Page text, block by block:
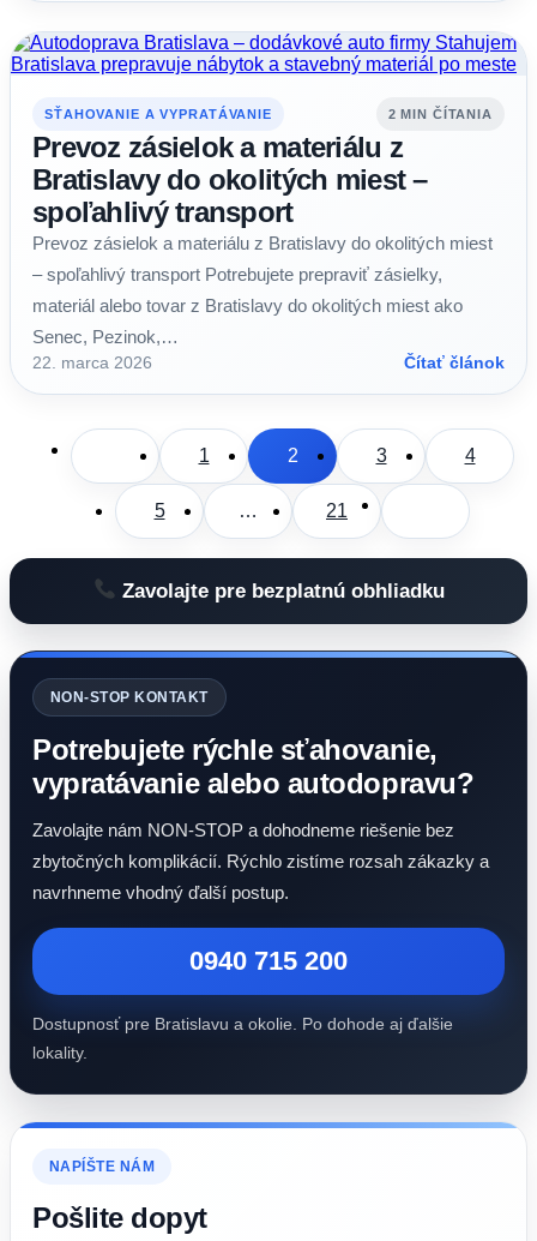
SŤAHOVANIE A VYPRATÁVANIE 2 MIN ČÍTANIA
Prevoz zásielok a materiálu z
Bratislavy do okolitých miest –
spoľahlivý transport
Prevoz zásielok a materiálu z Bratislavy do okolitých miest
– spoľahlivý transport Potrebujete prepraviť zásielky,
materiál alebo tovar z Bratislavy do okolitých miest ako
Senec, Pezinok,…
22. marca 2026 Čítať článok
1 2 3 4
5 … 21
Zavolajte pre bezplatnú obhliadku
NON-STOP KONTAKT
Potrebujete rýchle sťahovanie,
vypratávanie alebo autodopravu?
Zavolajte nám NON-STOP a dohodneme riešenie bez
zbytočných komplikácií. Rýchlo zistíme rozsah zákazky a
navrhneme vhodný ďalší postup.
0940 715 200
Dostupnosť pre Bratislavu a okolie. Po dohode aj ďalšie
lokality.
NAPÍŠTE NÁM
Pošlite dopyt